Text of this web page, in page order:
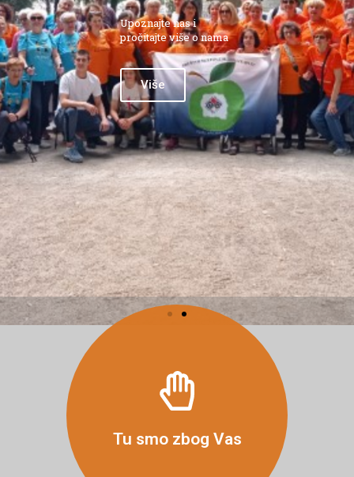
Upoznajte nas i
pročitajte više o nama
Više
Tu smo zbog Vas
Više